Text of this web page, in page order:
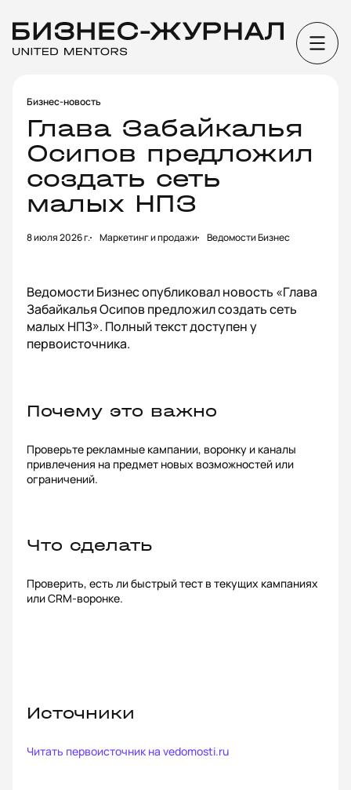
Бизнес-новость
Глава Забайкалья
Осипов предложил
создать сеть
малых НПЗ
8 июля 2026 г. Маркетинг и продажи Ведомости Бизнес
Ведомости Бизнес опубликовал новость «Глава
Забайкалья Осипов предложил создать сеть
малых НПЗ». Полный текст доступен у
первоисточника.
Почему это важно
Проверьте рекламные кампании, воронку и каналы
привлечения на предмет новых возможностей или
ограничений.
Что сделать
Проверить, есть ли быстрый тест в текущих кампаниях
или CRM-воронке.
Источники
Читать первоисточник на vedomosti.ru